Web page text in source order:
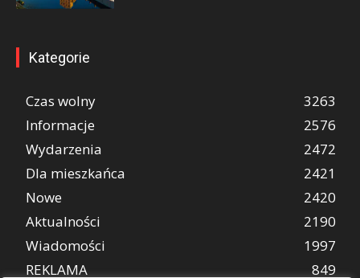
Kategorie
Czas wolny
3263
Informacje
2576
Wydarzenia
2472
Dla mieszkańca
2421
Nowe
2420
Aktualności
2190
Wiadomości
1997
REKLAMA
849